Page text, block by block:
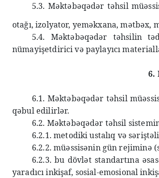
5.3. Məktəbəqədər təhsil
otağı, izolyator, yeməkxana, mətbəx,
5.4. Məktəbəqədər təhsilin
nümayişetdirici və paylayıcı
6.
6.1. Məktəbəqədər təhsil
qəbul edilirlər.
6.2. Məktəbəqədər təhsil
6.2.1. metodiki ustalıq və
6.2.2. müəssisənin gün rejiminə
6.2.3. bu dövlət standartına
yaradıcı inkişaf, sosial-emosional